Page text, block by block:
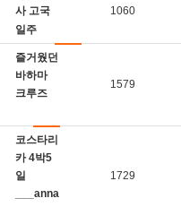
사 고국
일주
1060
즐거웠던
바하마
크루즈
1579
코스타리
카 4박5
일
___anna
1729